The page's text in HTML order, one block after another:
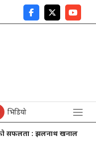
भिडियो
: झलनाथ खनाल